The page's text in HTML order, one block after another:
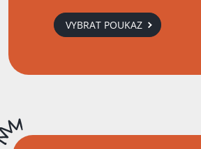
VYBRAT POUKAZ